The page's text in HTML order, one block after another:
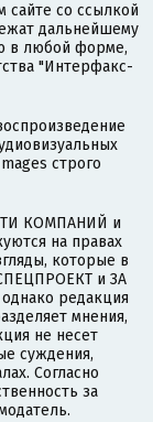
со ссылкой
дальнейшему
в любой форме,
"Интерфакс-
строго
КОМПАНИЙ и
на правах
которые в
и ЗА
редакция
мнения,
не несет
суждения,
Согласно
за